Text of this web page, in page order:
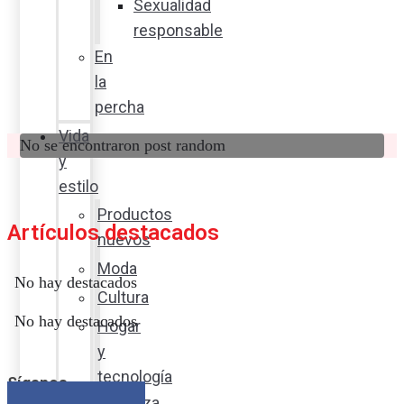
Sexualidad
responsable
En
la
percha
Vida
y
estilo
Productos
nuevos
Moda
Cultura
Hogar
y
tecnología
No se encontraron post random
Artículos destacados
No hay destacados
No hay destacados
Síganos